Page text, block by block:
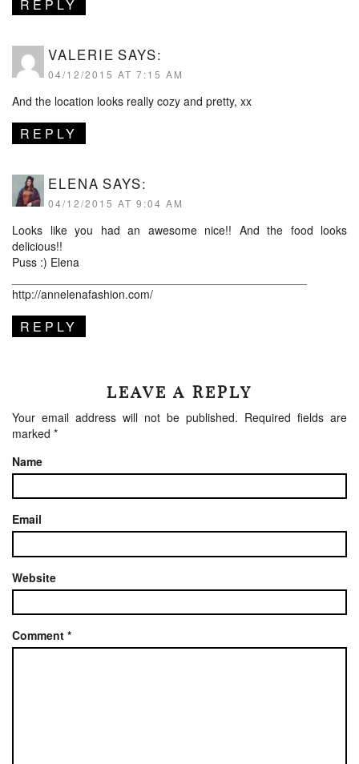
REPLY
VALERIE SAYS:
04/12/2015 AT 7:15 AM
And the location looks really cozy and pretty, xx
REPLY
ELENA SAYS:
04/12/2015 AT 9:04 AM
Looks like you had an awesome nice!! And the food looks
delicious!!
Puss :) Elena
http://annelenafashion.com/
REPLY
LEAVE A REPLY
Your email address will not be published. Required fields are
marked *
Name
Email
Website
Comment *